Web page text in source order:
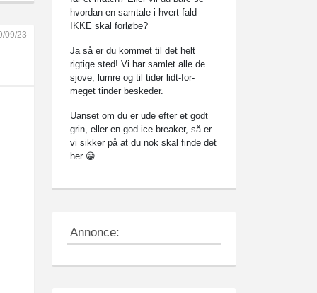
09/23
hvordan en samtale i hvert fald
IKKE skal forløbe?
Ja så er du kommet til det helt
rigtige sted! Vi har samlet alle de
sjove, lumre og til tider lidt-for-
meget tinder beskeder.
Uanset om du er ude efter et godt
grin, eller en god ice-breaker, så er
vi sikker på at du nok skal finde det
her 😁
Annonce: